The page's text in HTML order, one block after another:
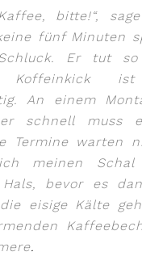
bitte!“,
fünf Minuten
Er tut
Koffeinkick ist
An einem
schnell muss
Termine warten
meinen
bevor es
eisige Kälte
.